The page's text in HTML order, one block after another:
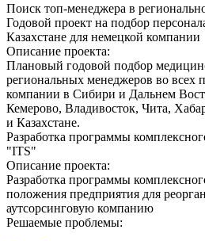
Поиск топ-менеджера в
Годовой проект на подбор
Казахстане для немецкой компании
Описание проекта:
Плановый годовой подбор
региональных менеджеров во всех
компании в Сибири и Дальнем
Кемерово, Владивосток, Чита,
и Казахстане.
Разработка программы
"ITS"
Описание проекта:
Разработка программы
положения предприятия для
аутсорсинговую компанию
Решаемые проблемы: